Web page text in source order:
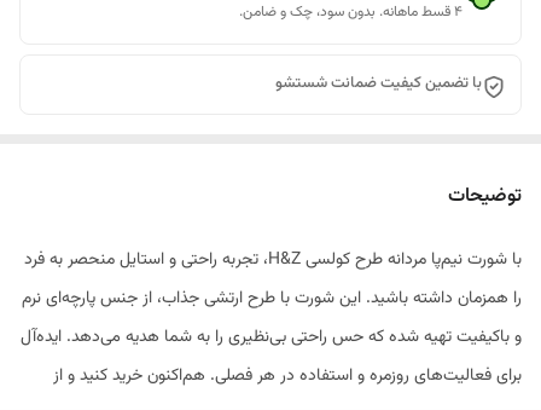
۴ قسط ماهانه. بدون سود، چک و ضامن.
با تضمین کیفیت ضمانت شستشو
توضیحات
با شورت نیم‌پا مردانه طرح کولسی H&Z، تجربه راحتی و استایل منحصر به فرد
را همزمان داشته باشید. این شورت با طرح ارتشی جذاب، از جنس پارچه‌ای نرم
و باکیفیت تهیه شده که حس راحتی بی‌نظیری را به شما هدیه می‌دهد. ایده‌آل
برای فعالیت‌های روزمره و استفاده در هر فصلی. هم‌اکنون خرید کنید و از